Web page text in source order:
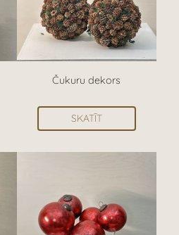
Čukuru dekors
SKATĪT